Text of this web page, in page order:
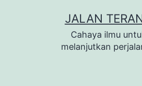
JALAN
Cahaya ilmu
melanjutkan